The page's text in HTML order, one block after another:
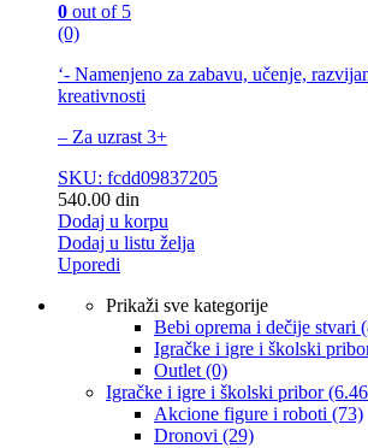
0 out of 5
(0)
‘- Namenjeno za zabavu, učenje,
kreativnosti
– Za uzrast 3+
SKU: fcdd09837205
540.00 din
Dodaj u korpu
Dodaj u listu želja
Uporedi
Prikaži sve kategorije
Bebi oprema i dečije stvari
Igračke i igre i školski
Outlet (0)
Igračke i igre i školski pribor
Akcione figure i roboti (73)
Dronovi (29)